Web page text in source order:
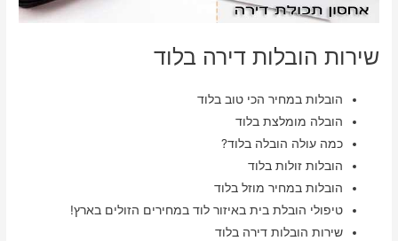
שירות הובלות דירה בלוד
הובלות במחיר הכי טוב בלוד
הובלה מומלצת בלוד
כמה עולה הובלה בלוד?
הובלות זולות בלוד
הובלות במחיר מוזל בלוד
טיפולי הובלת בית באיזור לוד במחירים הזולים בארץ!
שירות הובלות דירה בלוד